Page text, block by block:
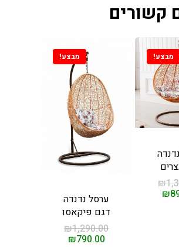
קשורים
מבצע!
₪
₪
מבצע!
ערסל נדנדה
דגם פיקאסו
₪1,290.00
₪790.00